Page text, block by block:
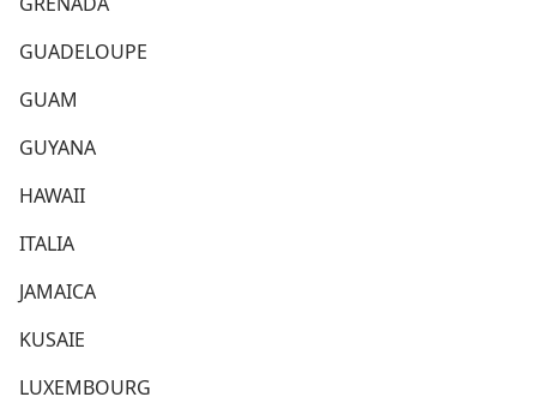
GUADELOUPE
GUAM
GUYANA
HAWAII
ITALIA
JAMAICA
KUSAIE
LUXEMBOURG